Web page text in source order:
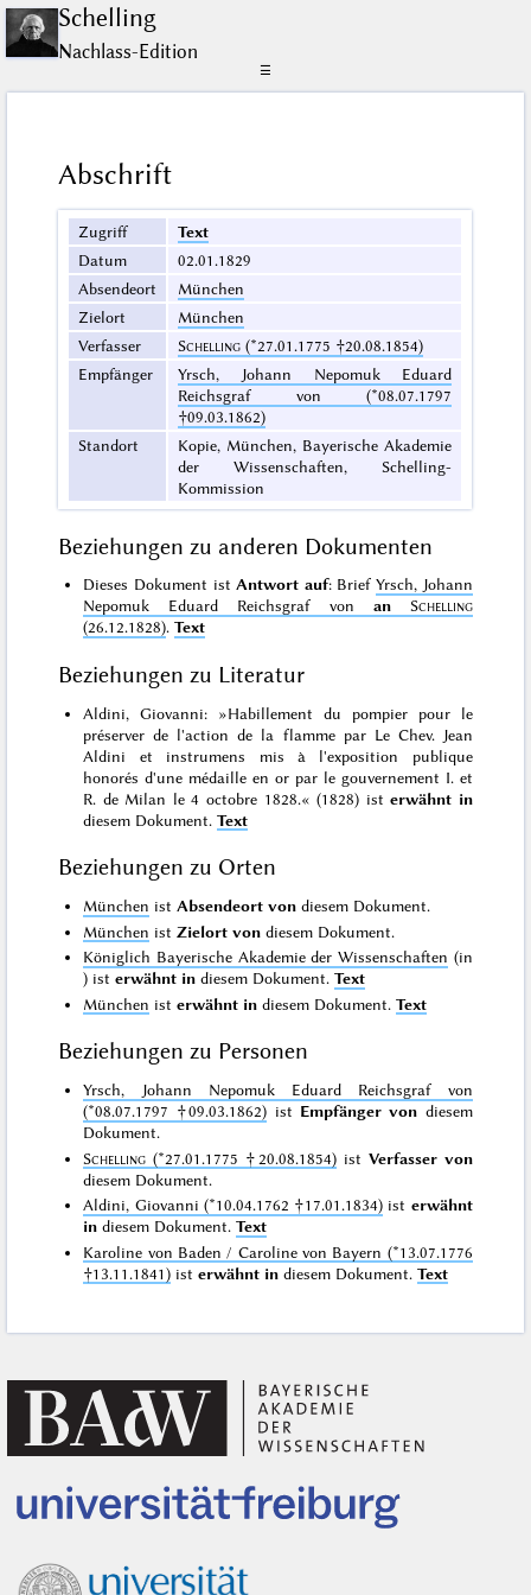
Schelling
Nachlass-Edition
☰
Abschrift
Zugriff
Text
Datum
02.01.1829
Absendeort
München
Zielort
München
Verfasser
Schelling (*27.01.1775 †20.08.1854)
Empfänger
Yrsch, Johann Nepomuk Eduard
Reichsgraf von (*08.07.1797
†09.03.1862)
Standort
Kopie, München, Bayerische Akademie
der Wissenschaften, Schelling-
Kommission
Beziehungen zu anderen Dokumenten
Dieses Dokument istAntwort auf: BriefYrsch, Johann
Nepomuk Eduard Reichsgraf von an
Schelling
(26.12.1828).Text
Beziehungen zu Literatur
Aldini, Giovanni: »Habillement du pompier pour le
préserver de l'action de la flamme par Le Chev. Jean
Aldini et instrumens mis à l'exposition publique
honorés d'une médaille en or par le gouvernement I. et
R. de Milan le 4 octobre 1828.« (1828) isterwähnt in
diesem Dokument.Text
Beziehungen zu Orten
München ist Absendeort von diesem Dokument.
München istZielort von diesem Dokument.
Königlich Bayerische Akademie der Wissenschaften (in
) isterwähnt in diesem Dokument.Text
München isterwähnt in diesem Dokument.Text
Beziehungen zu Personen
Yrsch, Johann Nepomuk Eduard Reichsgraf von
(*08.07.1797 †09.03.1862) ist Empfänger von diesem
Dokument.
Schelling (*27.01.1775 †20.08.1854)ist Verfasser von
diesem Dokument.
Aldini, Giovanni (*10.04.1762 †17.01.1834)ist erwähnt
in diesem Dokument.Text
Karoline von Baden / Caroline von Bayern (*13.07.1776
†13.11.1841) isterwähnt in diesem Dokument.Text